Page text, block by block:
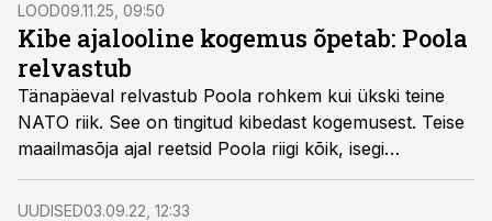
LOOD09.11.25, 09:50
Kibe ajalooline kogemus õpetab: Poola
relvastub
Tänapäeval relvastub Poola rohkem kui ükski teine
NATO riik. See on tingitud kibedast kogemusest. Teise
maailmasõja ajal reetsid Poola riigi kõik, isegi
Suurbritannia ja Ameerika Ühendriigid.
UUDISED03.09.22, 12:33